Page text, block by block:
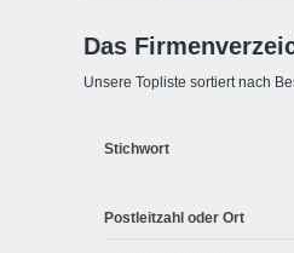
Das
Unsere Topliste sortiert nach
Stichwort
Postleitzahl oder Ort